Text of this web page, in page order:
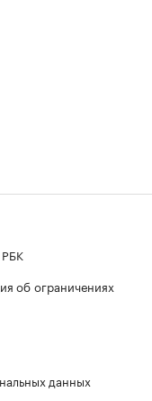
об ограничениях
данных